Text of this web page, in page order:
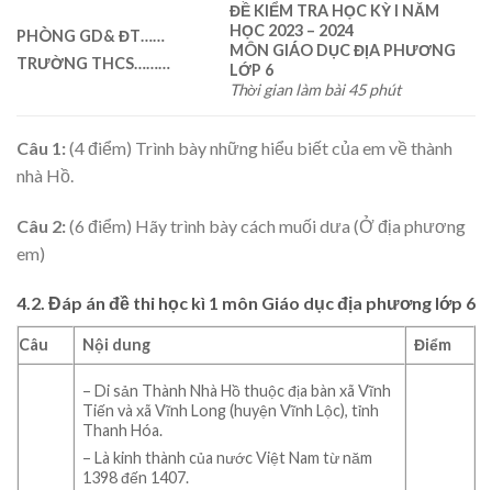
PHÒNG GD& ĐT……
TRƯỜNG THCS………
ĐỀ KIỂM TRA HỌC KỲ I NĂM
HỌC 2023 – 2024
MÔN GIÁO DỤCĐỊA PHƯƠNG
LỚP 6
Thời gian làm bài 45 phút
Câu 1:(4 điểm) Trình bày những hiểu biết của em về thành
nhà Hồ.
Câu 2:(6 điểm) Hãy trình bày cách muối dưa (Ở địa phương
em)
4.2. Đáp án đề thi học kì 1 môn Giáo dục địa phương lớp 6
Câu Nội dung Điểm
– Di sản Thành Nhà Hồ thuộc địa bàn xã Vĩnh
Tiến và xã Vĩnh Long (huyện Vĩnh Lộc), tỉnh
Thanh Hóa.
– Là kinh thành của nước Việt Nam từ năm
1398 đến 1407.